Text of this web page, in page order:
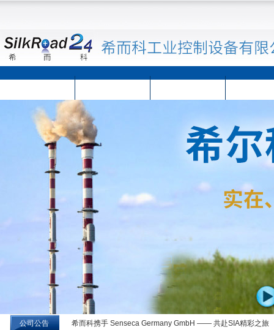
公司公告 希而科携手 Senseca Germany GmbH —— 共赴SIA精彩之旅